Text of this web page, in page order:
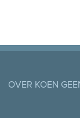
OVER KOEN